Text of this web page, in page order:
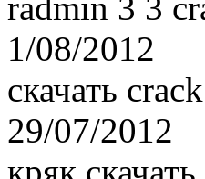
radmin 3 3
1/08/2012
скачать
29/07/2012